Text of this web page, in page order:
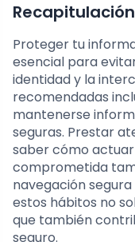
Recapitulación
Proteger tu
esencial para
identidad y la
recomendadas
mantenerse
seguras. Prestar
saber cómo
comprometida
navegación
estos hábitos no
que también
seguro.